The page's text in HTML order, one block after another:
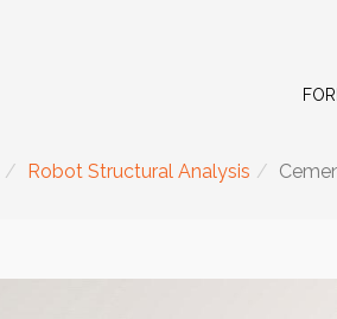
Robot Structural Analysis